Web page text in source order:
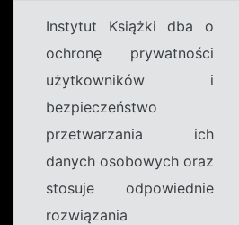
Instytut Książki dba o
ochronę prywatności
użytkowników i
bezpieczeństwo
przetwarzania ich
danych osobowych oraz
stosuje odpowiednie
rozwiązania